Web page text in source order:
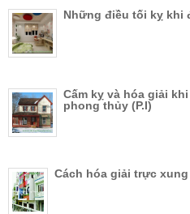
Những điều tối kỵ khi
Cấm kỵ và hóa giải
phong thủy (P.I)
Cách hóa giải trực